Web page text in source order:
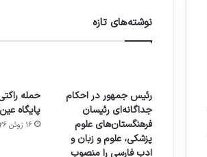
نوشته‌های تازه
رئیس جمهور در احکام
جداگانه‌ای رئیسان
فرهنگستان‌های علوم
پزشکی، علوم و زبان و
ادب فارسی را منصوب
حمله
پایگاه
16 ژوئن 2026